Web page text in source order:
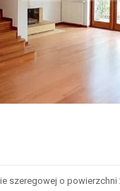
szeregowej o powierzchni